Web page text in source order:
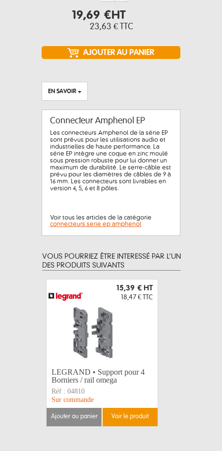
19,69 €HT
23,63 € TTC
EN SAVOIR +
Connecteur Amphenol EP
Les connecteurs Amphenol de la série EP
sont prévus pour les utilisations audio et
industrielles de haute performance. La
série EP intègre une coque en zinc moulé
sous pression robuste pour lui donner un
maximum de durabilité. Le serre-câble est
prévu pour les diamètres de câbles de 9 à
16 mm. Les connecteurs sont livrables en
version 4, 5, 6 et 8 pôles.
Voir tous les articles de la catégorie
connecteurs serie ep amphenol
VOUS POURRIEZ ÊTRE INTERESSÉ PAR L’UN
DES PRODUITS SUIVANTS
15,39 € HT
18,47 € TTC
LEGRAND • Support pour 4
Borniers / rail omega
Réf : 04810
Sur commande
ajouter au panier voir le produit